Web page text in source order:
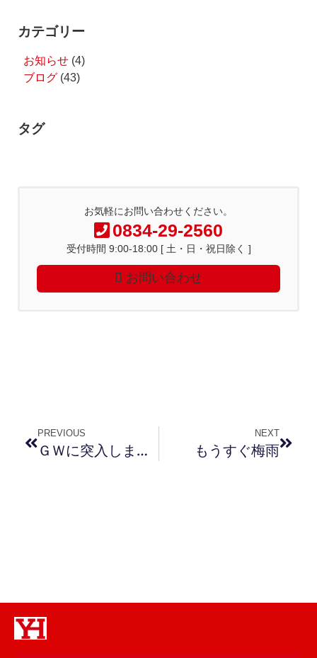
カテゴリー
お知らせ (4)
ブログ (43)
タグ
お気軽にお問い合わせください。
0834-29-2560
受付時間 9:00-18:00 [ 土・日・祝日除く ]
お問い合わせ
PREVIOUS
ＧＷに突入しました。
NEXT
もうすぐ梅雨